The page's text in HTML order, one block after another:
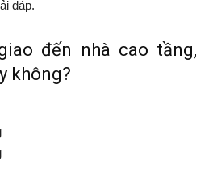
đáp.
đến nhà cao tầng,
không?